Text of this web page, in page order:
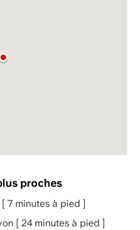
proches
7 minutes à pied ]
[ 24 minutes à pied ]